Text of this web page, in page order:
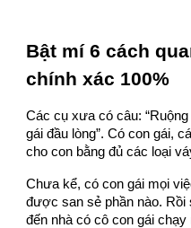
Bật mí 6 cách
chính xác 100%
Các cụ xưa có câu:
gái đầu lòng”. Có con gái,
cho con bằng đủ các loại
Chưa kể, có con gái mọi
được san sẻ phần nào. Rồi
đến nhà có cô con gái